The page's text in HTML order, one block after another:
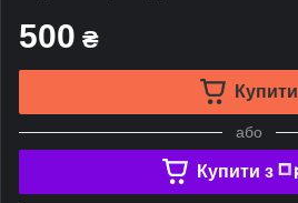
500 ₴
Купити
або
Купити з